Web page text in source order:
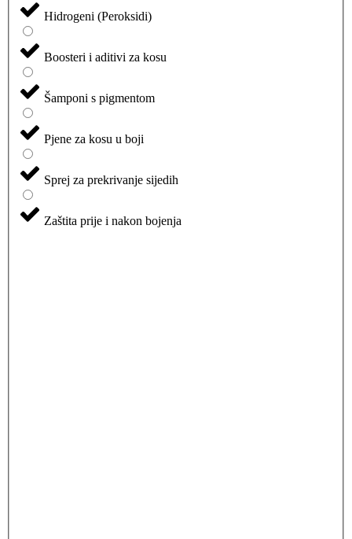
Hidrogeni (Peroksidi)
Boosteri i aditivi za kosu
Šamponi s pigmentom
Pjene za kosu u boji
Sprej za prekrivanje sijedih
Zaštita prije i nakon bojenja